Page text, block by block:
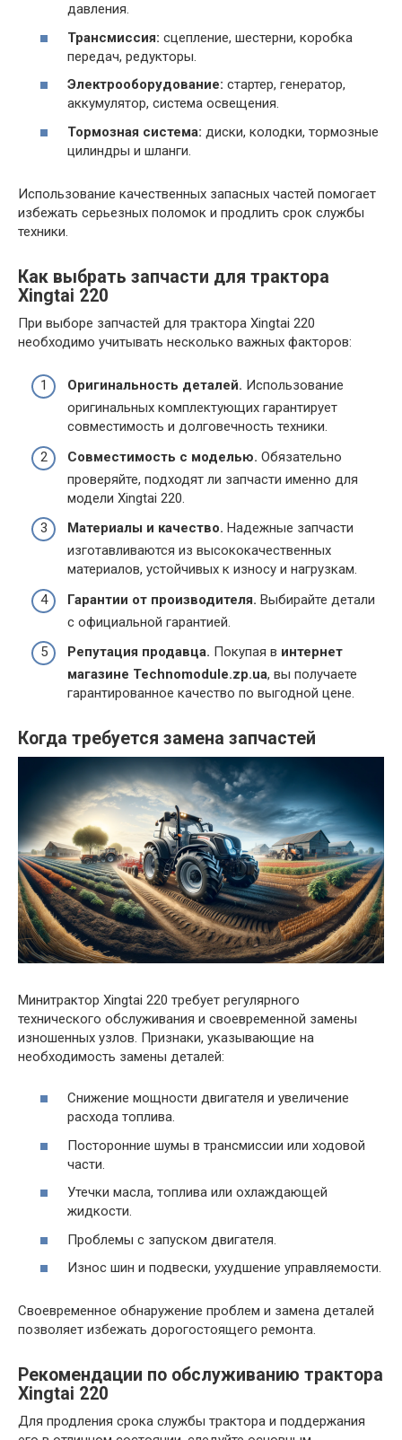
давления.
Трансмиссия: сцепление, шестерни, коробка
передач, редукторы.
Электрооборудование: стартер, генератор,
аккумулятор, система освещения.
Тормозная система: диски, колодки, тормозные
цилиндры и шланги.
Использование качественных запасных частей помогает
избежать серьезных поломок и продлить срок службы
техники.
Как выбрать запчасти для трактора
Xingtai 220
При выборе запчастей для трактора Xingtai 220
необходимо учитывать несколько важных факторов:
Оригинальность деталей. Использование
оригинальных комплектующих гарантирует
совместимость и долговечность техники.
Совместимость с моделью. Обязательно
проверяйте, подходят ли запчасти именно для
модели Xingtai 220.
Материалы и качество. Надежные запчасти
изготавливаются из высококачественных
материалов, устойчивых к износу и нагрузкам.
Гарантии от производителя. Выбирайте детали
с официальной гарантией.
Репутация продавца. Покупая в интернет
магазине Technomodule.zp.ua, вы получаете
гарантированное качество по выгодной цене.
Когда требуется замена запчастей
Минитрактор Xingtai 220 требует регулярного
технического обслуживания и своевременной замены
изношенных узлов. Признаки, указывающие на
необходимость замены деталей:
Снижение мощности двигателя и увеличение
расхода топлива.
Посторонние шумы в трансмиссии или ходовой
части.
Утечки масла, топлива или охлаждающей
жидкости.
Проблемы с запуском двигателя.
Износ шин и подвески, ухудшение управляемости.
Своевременное обнаружение проблем и замена деталей
позволяет избежать дорогостоящего ремонта.
Рекомендации по обслуживанию трактора
Xingtai 220
Для продления срока службы трактора и поддержания